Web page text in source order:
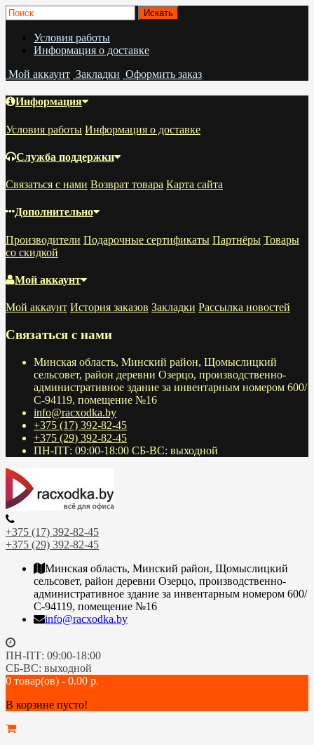
Условия работы
Информация о доставке
Мой аккаунт Закладки Оформить заказ
Информация
Условия работы Информация о доставке
Служба поддержки
Связаться с нами Возврат товара Карта сайта
Дополнительно
Производители Подарочные сертификаты Партнёры Товары
со скидкой
Мой аккаунт
Мой аккаунт История заказов Закладки Рассылка новостей
Связаться с нами
Минская область, Минский район, Щомыслицкий
сельсовет, район деревни Озерцо, производственно-
административное здание за инвентарным номером 600/
С-94119, помещение №16
info@racxodka.by
+375 (17) 392-82-45
+375 (29) 392-82-45
ПН-ПТ: 09:00-18:00 СБ-ВС: выходной
+375 (17) 392-82-45
+375 (29) 392-82-45
Минская область, Минский район, Щомыслицкий
сельсовет, район деревни Озерцо, производственно-
административное здание за инвентарным номером 600/
С-94119, помещение №16
info@racxodka.by
ПН-ПТ: 09:00-18:00
СБ-ВС: выходной
0 товар(ов) - 0.00 р.
В корзине пусто!